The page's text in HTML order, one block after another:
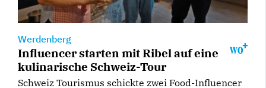
Werdenberg
Influencer starten mit Ribel auf eine
kulinarische Schweiz-Tour
Schweiz Tourismus schickte zwei Food-Influencer